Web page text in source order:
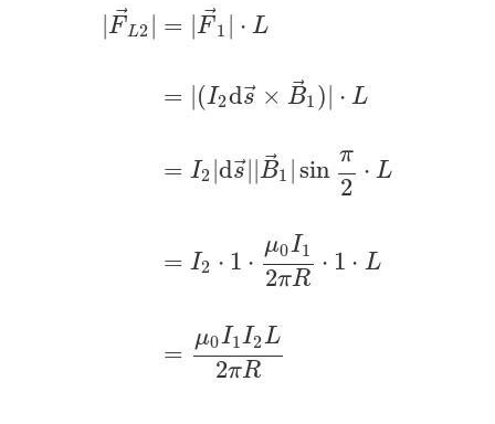
F ⃗
L2 =
=
=
=
=
|F⃗1 ⋅ L
(I2ds × B⃗1 ) ⋅ L
I2 |ds| B⃗1 sin
π
2
⋅ L
I2 ⋅ 1 ⋅
μ0I1
2πR
⋅ 1 ⋅ L
μ0I1I2L
2πR
1 = d ×B